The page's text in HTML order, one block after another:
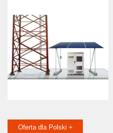
Oferta dla Polski +